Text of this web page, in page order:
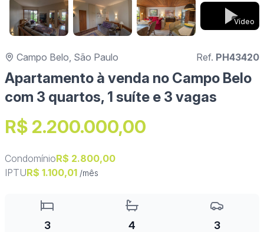
Vídeo
Campo Belo, São Paulo Ref. PH43420
Apartamento à venda no Campo Belo
com 3 quartos, 1 suíte e 3 vagas
R$ 2.200.000,00
CondomínioR$ 2.800,00
IPTUR$ 1.100,01 /mês
3 4 3